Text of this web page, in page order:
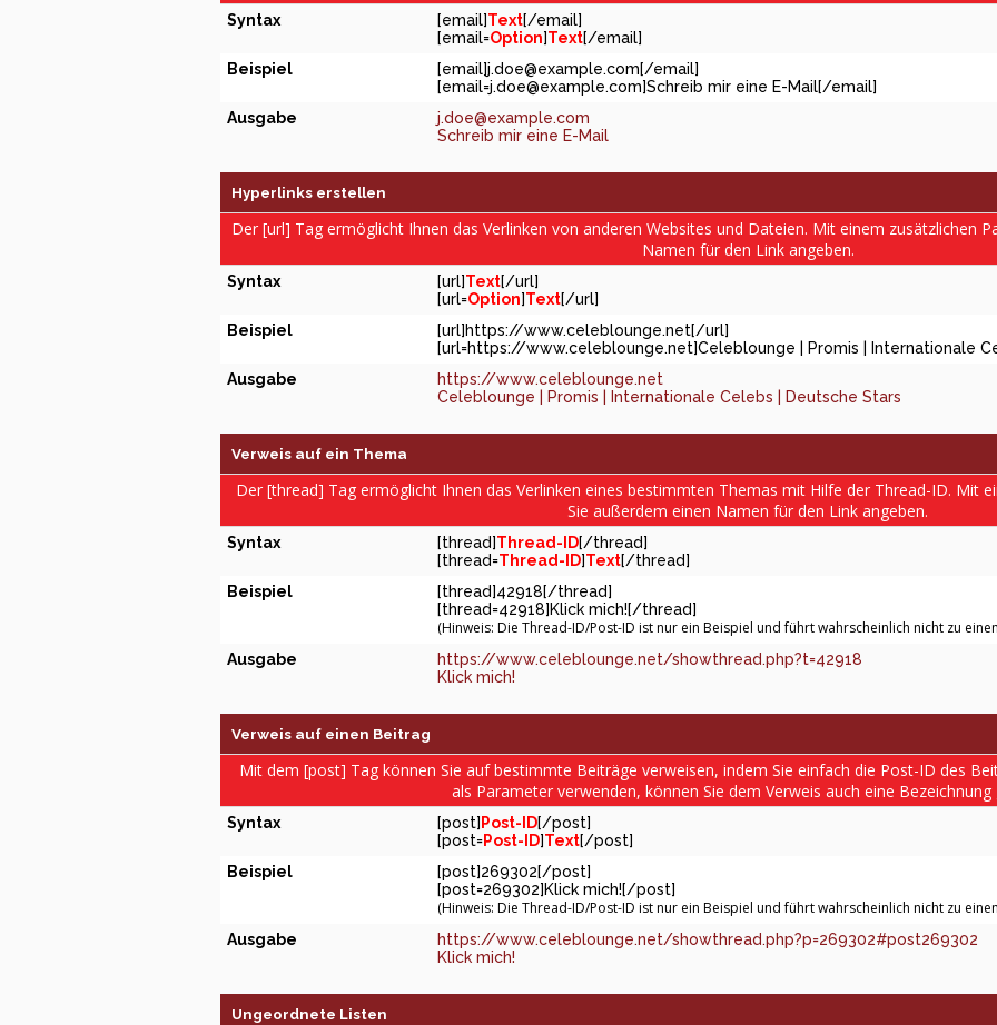
Syntax [email]Text[/email]
[email=Option]Text[/email]
Beispiel
[email]j.doe@example.com[/email]
[email=j.doe@example.com]Schreib mir eine E-Mail[/email]
Ausgabe
j.doe@example.com
Schreib mir eine E-Mail
Hyperlinks erstellen
Der [url] Tag ermöglicht Ihnen das Verlinken von anderen Websites und Dateien. Mit einem zusätzlichen
Namen für den Link angeben.
Syntax [url]Text[/url]
[url=Option]Text[/url]
Beispiel
[url]https://www.celeblounge.net[/url]
[url=https://www.celeblounge.net]Celeblounge | Promis | Internationale
Ausgabe
https://www.celeblounge.net
Celeblounge | Promis | Internationale Celebs | Deutsche Stars
Verweis auf ein Thema
Der [thread] Tag ermöglicht Ihnen das Verlinken eines bestimmten Themas mit Hilfe der Thread-ID. Mit
Sie außerdem einen Namen für den Link angeben.
Syntax [thread]Thread-ID[/thread]
[thread=Thread-ID]Text[/thread]
Beispiel
[thread]42918[/thread]
[thread=42918]Klick mich![/thread]
(Hinweis: Die Thread-ID/Post-ID ist nur ein Beispiel und führt wahrscheinlich nicht zu
Ausgabe
https://www.celeblounge.net/showthread.php?t=42918
Klick mich!
Verweis auf einen Beitrag
Mit dem [post] Tag können Sie auf bestimmte Beiträge verweisen, indem Sie einfach die Post-ID des
als Parameter verwenden, können Sie dem Verweis auch eine Bezeichnung
Syntax [post] Post-ID[/post]
[post=Post-ID]Text[/post]
Beispiel
[post]269302[/post]
[post=269302]Klick mich![/post]
(Hinweis: Die Thread-ID/Post-ID ist nur ein Beispiel und führt wahrscheinlich nicht zu
Ausgabe
https://www.celeblounge.net/showthread.php?p=269302#post269302
Klick mich!
Ungeordnete Listen